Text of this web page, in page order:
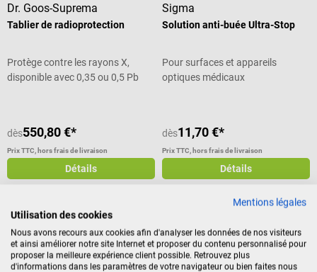
Dr. Goos-Suprema
Tablier de radioprotection
Protège contre les rayons X,
disponible avec 0,35 ou 0,5 Pb
dès550,80 €*
Prix TTC, hors frais de livraison
Détails
Sigma
Solution anti-buée Ultra-Stop
Pour surfaces et appareils
optiques médicaux
dès11,70 €*
Prix TTC, hors frais de livraison
Détails
Rego
Protège-thyroïde
Kimetec
Montre infirmière CBC
CLIPwatch
Mentions légales
Utilisation des cookies
Nous avons recours aux cookies afin d'analyser les données de nos visiteurs
et ainsi améliorer notre site Internet et proposer du contenu personnalisé pour
proposer la meilleure expérience client possible. Retrouvez plus
d'informations dans les paramètres de votre navigateur ou bien faites nous